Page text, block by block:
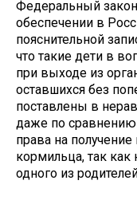
Федеральный
обеспечении в
пояснительной
что такие дети в
при выходе из
оставшихся без
поставлены в
даже по
права на
кормильца, так
одного из